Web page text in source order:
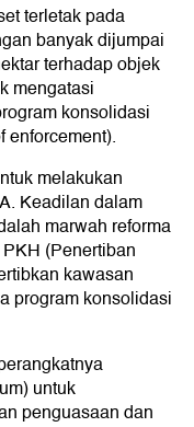
terletak pada
banyak dijumpai
terhadap objek
mengatasi
konsolidasi
enforcement).
melakukan
Keadilan dalam
marwah reforma
(Penertiban
kawasan
program konsolidasi
untuk
penguasaan dan